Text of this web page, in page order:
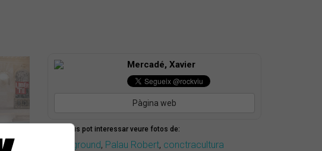
Mercadé, Xavier
Pàgina web
També us pot interessar veure fotos de:
Underground, Palau Robert, conctracultura